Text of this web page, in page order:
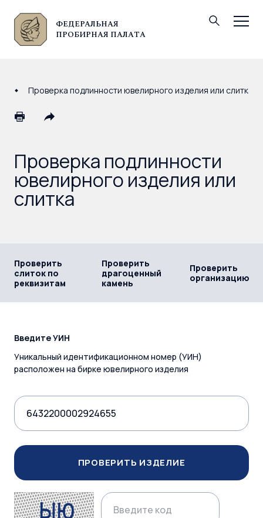
ФЕДЕРАЛЬНАЯ
ПРОБИРНАЯ ПАЛАТА
© Федеральная пробирная палата, 2026
Проверка подлинности ювелирного изделия или слитка
Проверка подлинности
ювелирного изделия или
слитка
Проверить
слиток по
реквизитам
Проверить
драгоценный
камень
Проверить
организацию
Введите УИН
Уникальный идентификационном номер (УИН)
расположен на бирке ювелирного изделия
ПРОВЕРИТЬ ИЗДЕЛИЕ